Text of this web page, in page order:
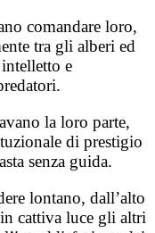
comandare loro,
tra gli alberi ed
e
la loro parte,
di prestigio
senza guida.
lontano, dall’alto
cattiva luce gli altri